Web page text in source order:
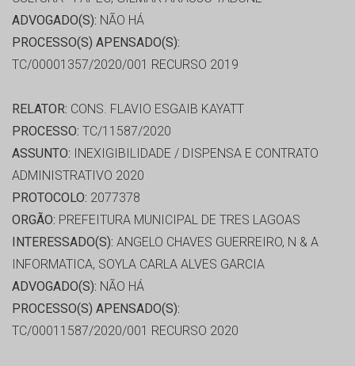
ADVOGADO(S): NÃO HÁ
PROCESSO(S) APENSADO(S):
TC/00001357/2020/001 RECURSO 2019
RELATOR: CONS. FLAVIO ESGAIB KAYATT
PROCESSO: TC/11587/2020
ASSUNTO: INEXIGIBILIDADE / DISPENSA E CONTRATO
ADMINISTRATIVO 2020
PROTOCOLO: 2077378
ORGÃO: PREFEITURA MUNICIPAL DE TRES LAGOAS
INTERESSADO(S): ANGELO CHAVES GUERREIRO, N & A
INFORMATICA, SOYLA CARLA ALVES GARCIA
ADVOGADO(S): NÃO HÁ
PROCESSO(S) APENSADO(S):
TC/00011587/2020/001 RECURSO 2020